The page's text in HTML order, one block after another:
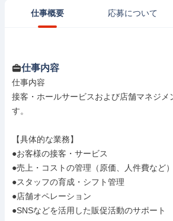
仕事概要 応募について
仕事内容
仕事内容
接客・ホールサービスおよび店舗マネジメ
す。
【具体的な業務】
●お客様の接客・サービス
●売上・コストの管理（原価、人件費など）
●スタッフの育成・シフト管理
●店舗オペレーション
●SNSなどを活用した販促活動のサポート